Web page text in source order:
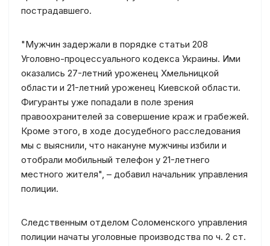
пострадавшего.
"Мужчин задержали в порядке статьи 208
Уголовно-процессуального кодекса Украины. Ими
оказались 27-летний уроженец Хмельницкой
области и 21-летний уроженец Киевской области.
Фигуранты уже попадали в поле зрения
правоохранителей за совершение краж и грабежей.
Кроме этого, в ходе досудебного расследования
мы с выяснили, что накануне мужчины избили и
отобрали мобильный телефон у 21-летнего
местного жителя", – добавил начальник управления
полиции.
Следственным отделом Соломенского управления
полиции начаты уголовные производства по ч. 2 ст.